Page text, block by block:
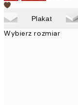
Plakat
Wybierz rozmiar